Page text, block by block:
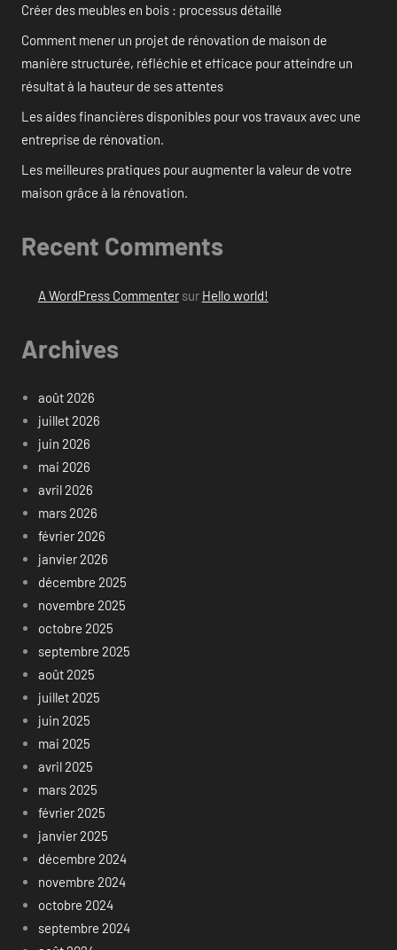
Créer des meubles en bois : processus détaillé
Comment mener un projet de rénovation de maison de
manière structurée, réfléchie et efficace pour atteindre un
résultat à la hauteur de ses attentes
Les aides financières disponibles pour vos travaux avec une
entreprise de rénovation.
Les meilleures pratiques pour augmenter la valeur de votre
maison grâce à la rénovation.
Recent Comments
A WordPress Commentersur Hello world!
Archives
août 2026
juillet 2026
juin 2026
mai 2026
avril 2026
mars 2026
février 2026
janvier 2026
décembre 2025
novembre 2025
octobre 2025
septembre 2025
août 2025
juillet 2025
juin 2025
mai 2025
avril 2025
mars 2025
février 2025
janvier 2025
décembre 2024
novembre 2024
octobre 2024
septembre 2024